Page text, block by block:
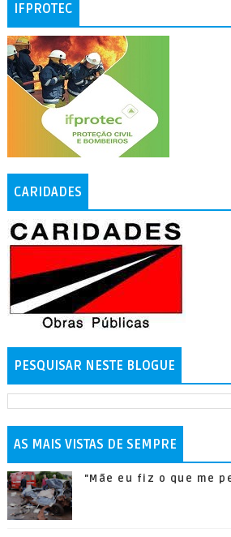
IFPROTEC
CARIDADES
PESQUISAR NESTE BLOGUE
AS MAIS VISTAS DE SEMPRE
"Mãe eu fiz o que me